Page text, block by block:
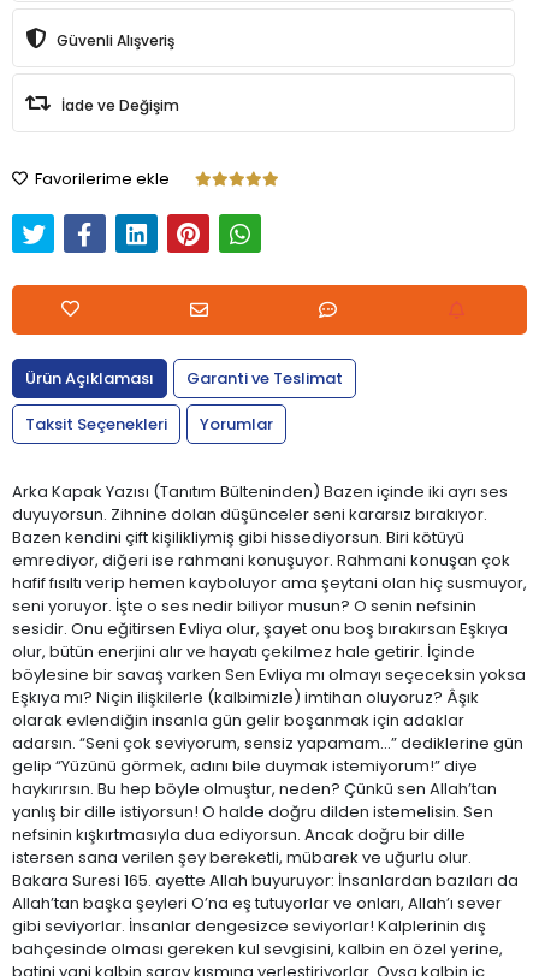
Güvenli Alışveriş
İade ve Değişim
Favorilerime ekle
Ürün Açıklaması
Garanti ve Teslimat
Taksit Seçenekleri
Yorumlar
Arka Kapak Yazısı (Tanıtım Bülteninden) Bazen içinde iki ayrı ses
duyuyorsun. Zihnine dolan düşünceler seni kararsız bırakıyor.
Bazen kendini çift kişilikliymiş gibi hissediyorsun. Biri kötüyü
emrediyor, diğeri ise rahmani konuşuyor. Rahmani konuşan çok
hafif fısıltı verip hemen kayboluyor ama şeytani olan hiç susmuyor,
seni yoruyor. İşte o ses nedir biliyor musun? O senin nefsinin
sesidir. Onu eğitirsen Evliya olur, şayet onu boş bırakırsan Eşkıya
olur, bütün enerjini alır ve hayatı çekilmez hale getirir. İçinde
böylesine bir savaş varken Sen Evliya mı olmayı seçeceksin yoksa
Eşkıya mı? Niçin ilişkilerle (kalbimizle) imtihan oluyoruz? Âşık
olarak evlendiğin insanla gün gelir boşanmak için adaklar
adarsın. “Seni çok seviyorum, sensiz yapamam...” dediklerine gün
gelip “Yüzünü görmek, adını bile duymak istemiyorum!” diye
haykırırsın. Bu hep böyle olmuştur, neden? Çünkü sen Allah’tan
yanlış bir dille istiyorsun! O halde doğru dilden istemelisin. Sen
nefsinin kışkırtmasıyla dua ediyorsun. Ancak doğru bir dille
istersen sana verilen şey bereketli, mübarek ve uğurlu olur.
Bakara Suresi 165. ayette Allah buyuruyor: İnsanlardan bazıları da
Allah’tan başka şeyleri O’na eş tutuyorlar ve onları, Allah’ı sever
gibi seviyorlar. İnsanlar dengesizce seviyorlar! Kalplerinin dış
bahçesinde olması gereken kul sevgisini, kalbin en özel yerine,